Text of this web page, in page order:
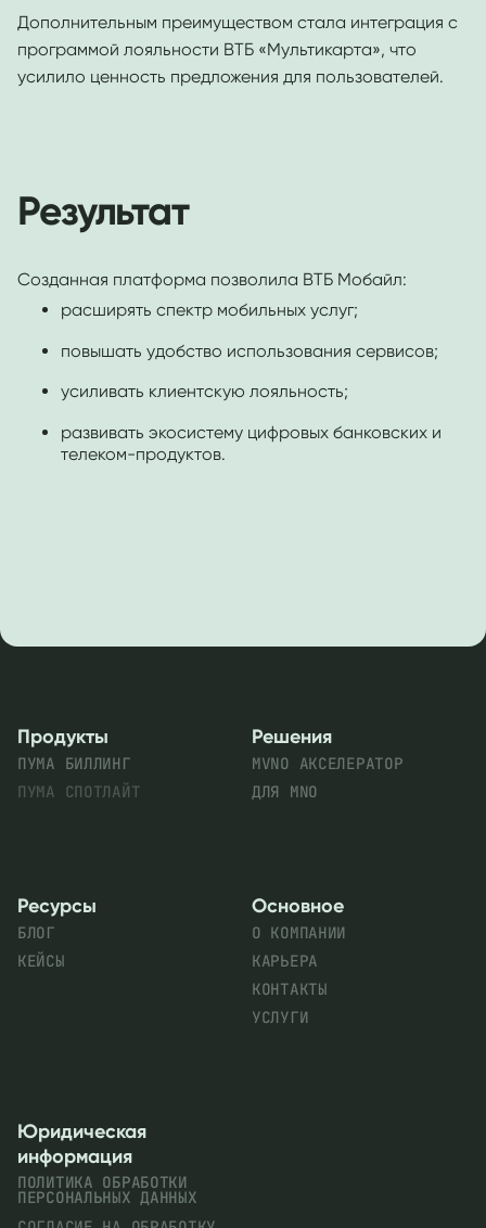
Дополнительным преимуществом стала интеграция с
программой лояльности ВТБ «Мультикарта», что
усилило ценность предложения для пользователей.
Результат
Созданная платформа позволила ВТБ Мобайл:
расширять спектр мобильных услуг;
повышать удобство использования сервисов;
усиливать клиентскую лояльность;
развивать экосистему цифровых банковских и
телеком-продуктов.
Продукты
ПУМА БИЛЛИНГ
ПУМА СПОТЛАЙТ
Решения
MVNO АКСЕЛЕРАТОР
ДЛЯ MNO
Ресурсы
БЛОГ
КЕЙСЫ
Основное
О КОМПАНИИ
КАРЬЕРА
КОНТАКТЫ
УСЛУГИ
Юридическая
информация
ПОЛИТИКА ОБРАБОТКИ
ПЕРСОНАЛЬНЫХ ДАННЫХ